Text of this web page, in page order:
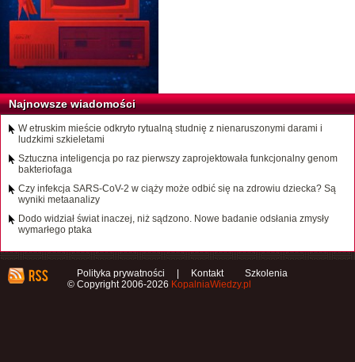
Najnowsze wiadomości
W etruskim mieście odkryto rytualną studnię z nienaruszonymi darami i
ludzkimi szkieletami
Sztuczna inteligencja po raz pierwszy zaprojektowała funkcjonalny genom
bakteriofaga
Czy infekcja SARS-CoV-2 w ciąży może odbić się na zdrowiu dziecka? Są
wyniki metaanalizy
Dodo widział świat inaczej, niż sądzono. Nowe badanie odsłania zmysły
wymarłego ptaka
Polityka prywatności Kontakt
Szkolenia
© Copyright 2006-2026 KopalniaWiedzy.pl